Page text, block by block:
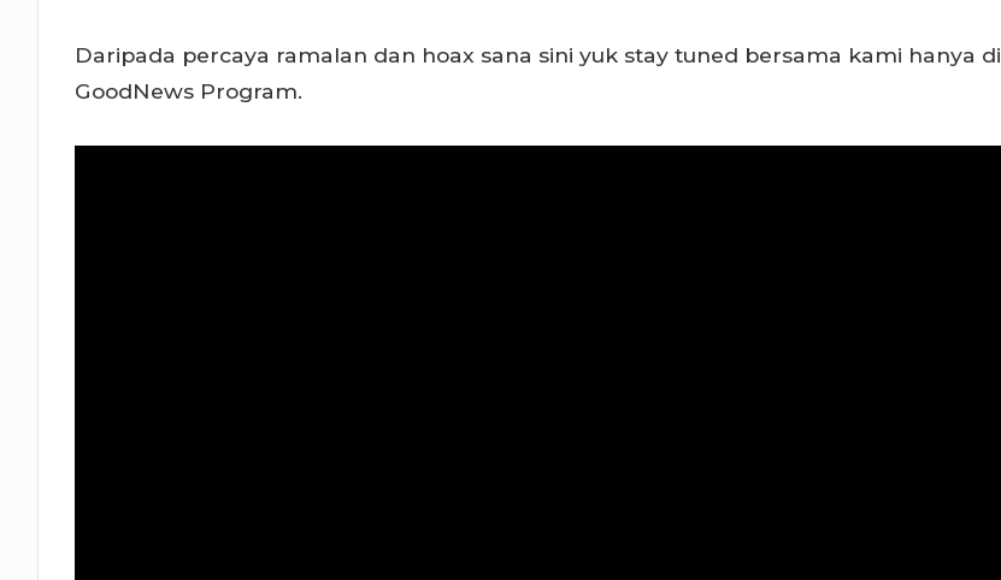
Daripada percaya ramalan dan hoax sana sini yuk stay tuned bersama kami hanya di
GoodNews Program.